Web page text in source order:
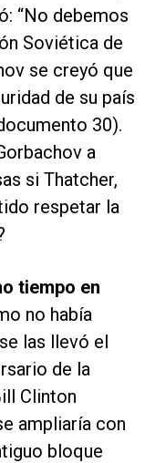
“No debemos
Soviética de
se creyó que
de su país
30).
a
si Thatcher,
respetar la
tiempo en
no había
las llevó el
de la
Clinton
ampliaría con
bloque